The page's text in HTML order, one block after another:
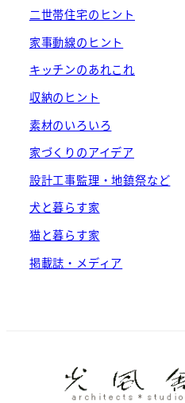
二世帯住宅のヒント
家事動線のヒント
キッチンのあれこれ
収納のヒント
素材のいろいろ
家づくりのアイデア
設計工事監理・地鎮祭など
犬と暮らす家
猫と暮らす家
掲載誌・メディア